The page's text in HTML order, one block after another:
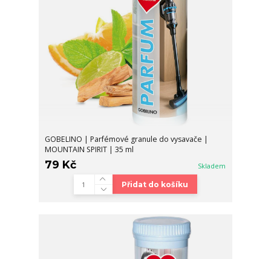
GOBELINO | Parfémové granule do vysavače |
MOUNTAIN SPIRIT | 35 ml
79 Kč Skladem
Přidat do košíku